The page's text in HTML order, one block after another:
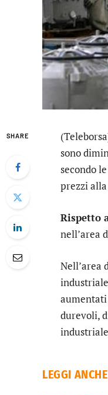
SHARE
sono
secondo
prezzi
Rispetto
nell’area
Nell’area
durevoli,
LEGGI ANCHE